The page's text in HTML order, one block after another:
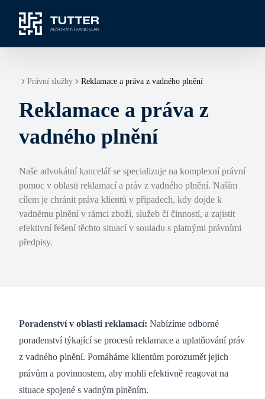
Právní služby Reklamace a práva z vadného plnění
Reklamace a práva z
vadného plnění
Naše advokátní kancelář se specializuje na komplexní právní
pomoc v oblasti reklamací a práv z vadného plnění. Naším
cílem je chránit práva klientů v případech, kdy dojde k
vadnému plnění v rámci zboží, služeb či činností, a zajistit
efektivní řešení těchto situací v souladu s platnými právními
předpisy.
Poradenství v oblasti reklamací: Nabízíme odborné
poradenství týkající se procesů reklamace a uplatňování práv
z vadného plnění. Pomáháme klientům porozumět jejich
právům a povinnostem, aby mohli efektivně reagovat na
situace spojené s vadným plněním.